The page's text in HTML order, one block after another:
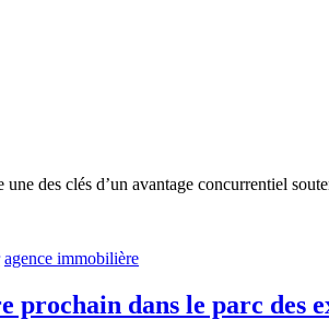
des clés d’un avantage concurrentiel
agence immobilière
prochain dans le parc des